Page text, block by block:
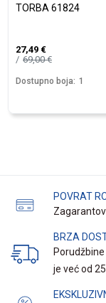
TORBA 61824
27,49 €
69,00€
Dostupno boja: 1
POVRAT
BRZA
je već od